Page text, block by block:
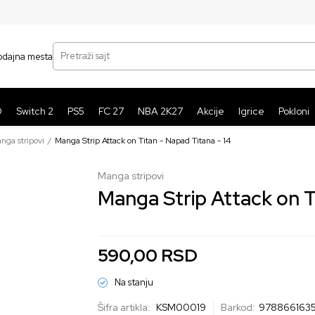
mesta
Pretraži sajt
Switch 2 PS5 FC 27 NBA 2K27 Akcije Igrice Pokloni
stripovi Manga Strip Attack on Titan - Napad Titana - 14
Manga stripovi
590,00 RSD
Na stanju
Šifra artikla: KSM00019 Barkod: